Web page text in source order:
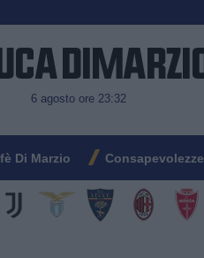
6 agosto ore 23:32
Di Marzio Consapevolezze